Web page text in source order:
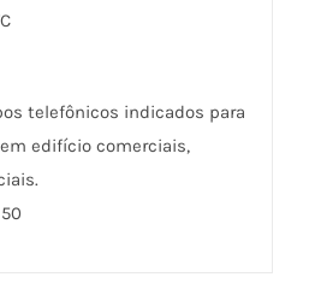
telefônicos indicados para
edifício comerciais,